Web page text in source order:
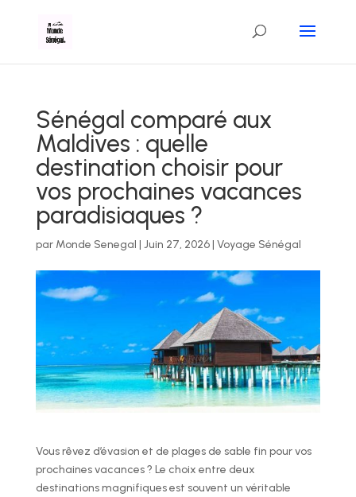
Sénégal comparé aux
Maldives : quelle
destination choisir pour
vos prochaines vacances
paradisiaques ?
par Monde Senegal | Juin 27, 2026| Voyage Sénégal
Vous rêvez d’évasion et de plages de sable fin pour vos
prochaines vacances ? Le choix entre deux
destinations magnifiques est souvent un véritable